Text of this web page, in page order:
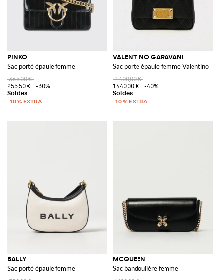
PINKO
Sac porté épaule femme
365,00 €
255,50 €
-30%
VALENTINO GARAVANI
Sac porté épaule femme Valentino
2 400,00 €
1 440,00 €
-40%
BALLY
Sac porté épaule femme
MCQUEEN
Sac bandoulière femme